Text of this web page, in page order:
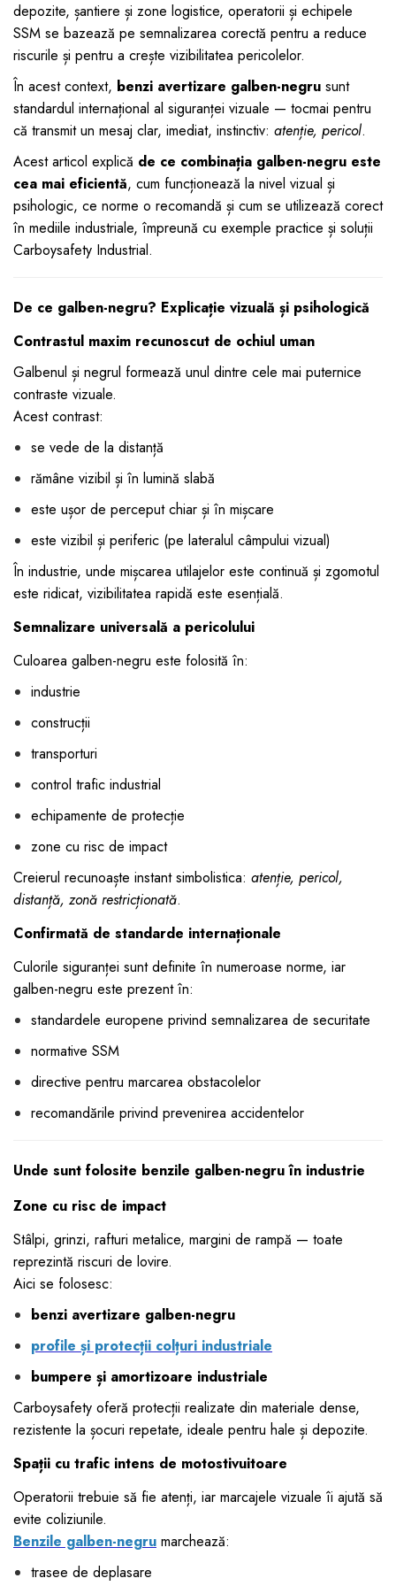
dopuri de urechi
Produse îngrijire copii
Igiena copii
depozite, șantiere și zone logistice, operatorii și echipele
SSM se bazează pe semnalizarea corectă pentru a reduce
riscurile și pentru a crește vizibilitatea pericolelor.
În acest context, benzi avertizare galben-negru sunt
standardul internațional al siguranței vizuale — tocmai pentru
că transmit un mesaj clar, imediat, instinctiv: atenție, pericol.
Acest articol explică de ce combinația galben-negru este
cea mai eficientă, cum funcționează la nivel vizual și
psihologic, ce norme o recomandă și cum se utilizează corect
în mediile industriale, împreună cu exemple practice și soluții
Carboysafety Industrial.
De ce galben-negru? Explicație vizuală și psihologică
Contrastul maxim recunoscut de ochiul uman
Galbenul și negrul formează unul dintre cele mai puternice
contraste vizuale.
Acest contrast:
se vede de la distanță
rămâne vizibil și în lumină slabă
este ușor de perceput chiar și în mișcare
este vizibil și periferic (pe lateralul câmpului vizual)
În industrie, unde mișcarea utilajelor este continuă și zgomotul
este ridicat, vizibilitatea rapidă este esențială.
Semnalizare universală a pericolului
Culoarea galben-negru este folosită în:
industrie
construcții
transporturi
control trafic industrial
echipamente de protecție
zone cu risc de impact
Creierul recunoaște instant simbolistica: atenție, pericol,
distanță, zonă restricționată.
Confirmată de standarde internaționale
Culorile siguranței sunt definite în numeroase norme, iar
galben-negru este prezent în:
standardele europene privind semnalizarea de securitate
normative SSM
directive pentru marcarea obstacolelor
recomandările privind prevenirea accidentelor
Unde sunt folosite benzile galben-negru în industrie
Zone cu risc de impact
Stâlpi, grinzi, rafturi metalice, margini de rampă — toate
reprezintă riscuri de lovire.
Aici se folosesc:
benzi avertizare galben-negru
profile și protecții colțuri industriale
bumpere și amortizoare industriale
Carboysafety oferă protecții realizate din materiale dense,
rezistente la șocuri repetate, ideale pentru hale și depozite.
Spații cu trafic intens de motostivuitoare
Operatorii trebuie să fie atenți, iar marcajele vizuale îi ajută să
evite coliziunile.
Benzile galben-negru marchează:
trasee de deplasare